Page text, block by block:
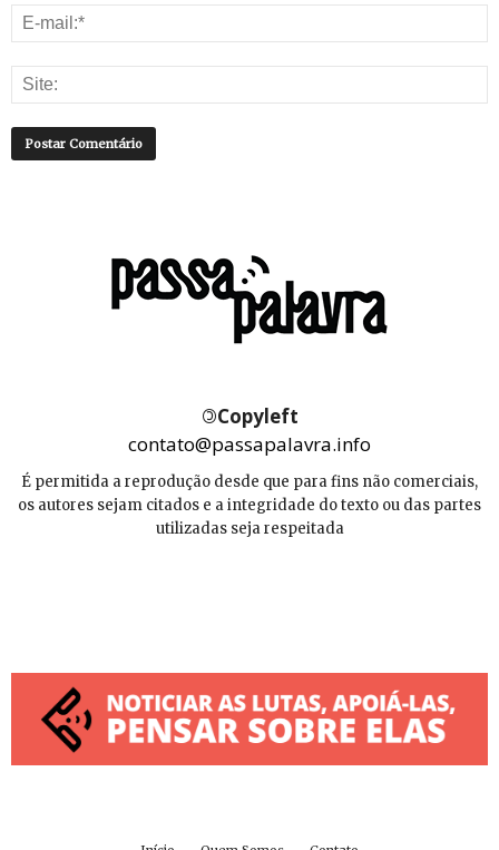
©Copyleft
contato@passapalavra.info
É permitida a reprodução desde que para fins não comerciais,
os autores sejam citados e a integridade do texto ou das partes
utilizadas seja respeitada